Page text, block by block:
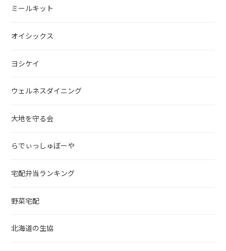
ミールキット
オイシックス
ヨシケイ
ウェルネスダイニング
大地を守る会
らでぃっしゅぼーや
宅配弁当ランキング
野菜宅配
北海道の生協